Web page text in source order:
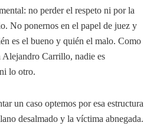
no perder el respeto ni por la
No ponernos en el papel de juez y
es el bueno y quién el malo. Como
Alejandro Carrillo, nadie es
lo otro.
un caso optemos por esa estructura
desalmado y la víctima abnegada.